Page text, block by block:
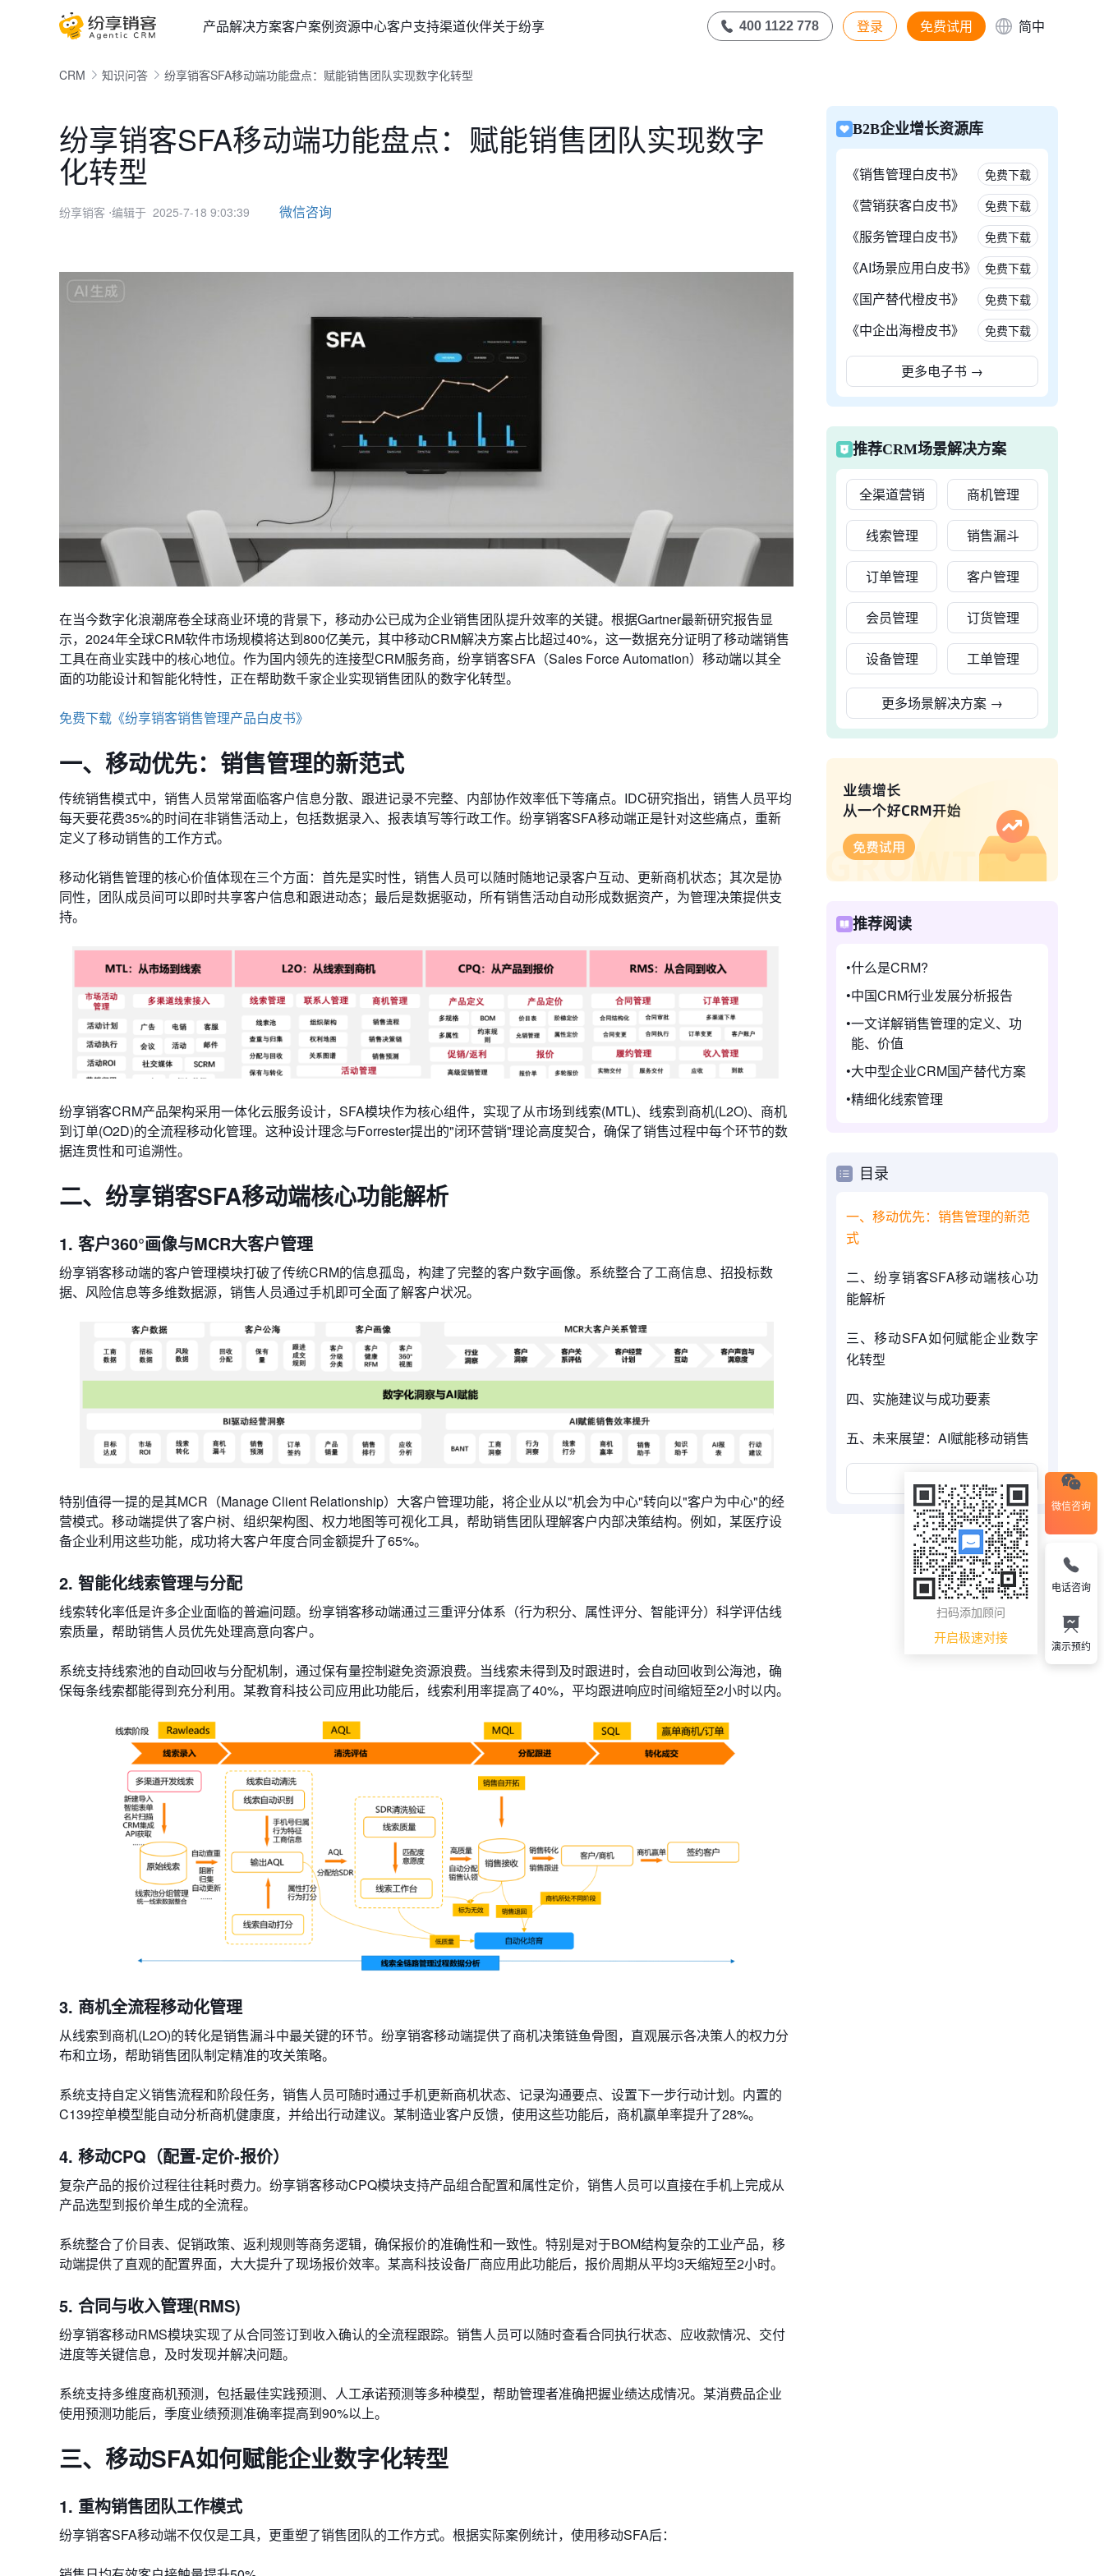
产品解决方案客户案例资源中心客户支持渠道伙伴关于纷享 400 1122 778 登录 免费试用 简中
CRM 知识问答 纷享销客SFA移动端功能盘点：赋能销售团队实现数字化转型
纷享销客SFA移动端功能盘点：赋能销售团队实现数字
化转型
纷享销客 ⋅编辑于 2025-7-18 9:03:39 微信咨询
在当今数字化浪潮席卷全球商业环境的背景下，移动办公已成为企业销售团队提升效率的关键。根据Gartner最新研究报告显
示，2024年全球CRM软件市场规模将达到800亿美元，其中移动CRM解决方案占比超过40%，这一数据充分证明了移动端销售
工具在商业实践中的核心地位。作为国内领先的连接型CRM服务商，纷享销客SFA（Sales Force Automation）移动端以其全
面的功能设计和智能化特性，正在帮助数千家企业实现销售团队的数字化转型。
免费下载《纷享销客销售管理产品白皮书》
一、移动优先：销售管理的新范式
传统销售模式中，销售人员常常面临客户信息分散、跟进记录不完整、内部协作效率低下等痛点。IDC研究指出，销售人员平均
每天要花费35%的时间在非销售活动上，包括数据录入、报表填写等行政工作。纷享销客SFA移动端正是针对这些痛点，重新
定义了移动销售的工作方式。
​​移动化销售管理的核心价值​​体现在三个方面：首先是​​实时性​​，销售人员可以随时随地记录客户互动、更新商机状态；其次是​​协
同性​​，团队成员间可以即时共享客户信息和跟进动态；最后是​​数据驱动​​，所有销售活动自动形成数据资产，为管理决策提供支
持。
纷享销客CRM产品架构采用一体化云服务设计，SFA模块作为核心组件，实现了从市场到线索(MTL)、线索到商机(L2O)、商机
到订单(O2D)的全流程移动化管理。这种设计理念与Forrester提出的"闭环营销"理论高度契合，确保了销售过程中每个环节的数
据连贯性和可追溯性。
二、纷享销客SFA移动端核心功能解析
1. 客户360°画像与MCR大客户管理
纷享销客移动端的​​客户管理模块​​打破了传统CRM的信息孤岛，构建了完整的客户数字画像。系统整合了工商信息、招投标数
据、风险信息等多维数据源，销售人员通过手机即可全面了解客户状况。
特别值得一提的是其​​MCR（Manage Client Relationship）大客户管理​​功能，将企业从以"机会为中心"转向以"客户为中心"的经
营模式。移动端提供了客户树、组织架构图、权力地图等可视化工具，帮助销售团队理解客户内部决策结构。例如，某医疗设
备企业利用这些功能，成功将大客户年度合同金额提升了65%。
2. 智能化线索管理与分配
线索转化率低是许多企业面临的普遍问题。纷享销客移动端通过​​三重评分体系​​（行为积分、属性评分、智能评分）科学评估线
索质量，帮助销售人员优先处理高意向客户。
系统支持​​线索池​​的自动回收与分配机制，通过保有量控制避免资源浪费。当线索未得到及时跟进时，会自动回收到公海池，确
保每条线索都能得到充分利用。某教育科技公司应用此功能后，线索利用率提高了40%，平均跟进响应时间缩短至2小时以内。
3. 商机全流程移动化管理
从线索到商机(L2O)的转化是销售漏斗中最关键的环节。纷享销客移动端提供了​​商机决策链鱼骨图​​，直观展示各决策人的权力分
布和立场，帮助销售团队制定精准的攻关策略。
系统支持自定义销售流程和阶段任务，销售人员可随时通过手机更新商机状态、记录沟通要点、设置下一步行动计划。内置的​​
C139控单模型​​能自动分析商机健康度，并给出行动建议。某制造业客户反馈，使用这些功能后，商机赢单率提升了28%。
4. 移动CPQ（配置-定价-报价）
复杂产品的报价过程往往耗时费力。纷享销客移动CPQ模块支持​​产品组合配置​​和​​属性定价​​，销售人员可以直接在手机上完成从
产品选型到报价单生成的全流程。
系统整合了价目表、促销政策、返利规则等商务逻辑，确保报价的准确性和一致性。特别是对于BOM结构复杂的工业产品，移
动端提供了直观的配置界面，大大提升了现场报价效率。某高科技设备厂商应用此功能后，报价周期从平均3天缩短至2小时。
5. 合同与收入管理(RMS)
纷享销客移动RMS模块实现了从合同签订到收入确认的全流程跟踪。销售人员可以随时查看合同执行状态、应收款情况、交付
进度等关键信息，及时发现并解决问题。
系统支持​​多维度商机预测​​，包括最佳实践预测、人工承诺预测等多种模型，帮助管理者准确把握业绩达成情况。某消费品企业
使用预测功能后，季度业绩预测准确率提高到90%以上。
三、移动SFA如何赋能企业数字化转型
1. 重构销售团队工作模式
纷享销客SFA移动端不仅仅是工具，更重塑了销售团队的工作方式。根据实际案例统计，使用移动SFA后：
B2B企业增长资源库
《销售管理白皮书》 免费下载
《营销获客白皮书》 免费下载
《服务管理白皮书》 免费下载
《AI场景应用白皮书》 免费下载
《国产替代橙皮书》 免费下载
《中企出海橙皮书》 免费下载
更多电子书 →
推荐CRM场景解决方案
全渠道营销 商机管理
线索管理 销售漏斗
订单管理 客户管理
会员管理 订货管理
设备管理 工单管理
更多场景解决方案 →
推荐阅读
什么是CRM?
中国CRM行业发展分析报告
一文详解销售管理的定义、功
能、价值
大中型企业CRM国产替代方案
精细化线索管理
目录
一、移动优先：销售管理的新范
式
二、纷享销客SFA移动端核心功
能解析
三、移动SFA如何赋能企业数字
化转型
四、实施建议与成功要素
五、未来展望：AI赋能移动销售
微信咨询
扫码添加顾问
开启极速对接
电话咨询
演示预约